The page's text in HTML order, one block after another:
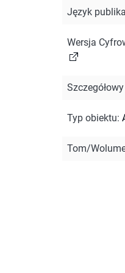
Język
Wersja
Typ obiektu:
Tom/